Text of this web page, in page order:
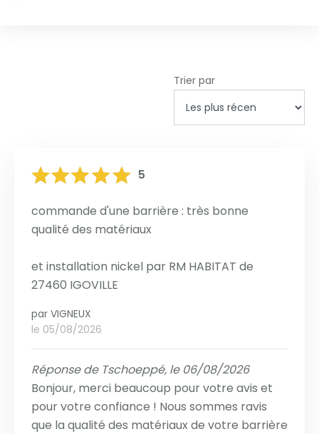
Trier par
5
commande d'une barrière : très bonne
qualité des matériaux
et installation nickel par RM HABITAT de
27460 IGOVILLE
par VIGNEUX
le 05/08/2026
Réponse de Tschoeppé, le 06/08/2026
Bonjour, merci beaucoup pour votre avis et
pour votre confiance ! Nous sommes ravis
que la qualité des matériaux de votre barrière